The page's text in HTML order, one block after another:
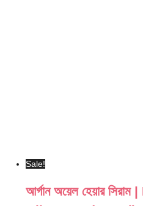
Sale!
আর্গান অয়েল হেয়ার